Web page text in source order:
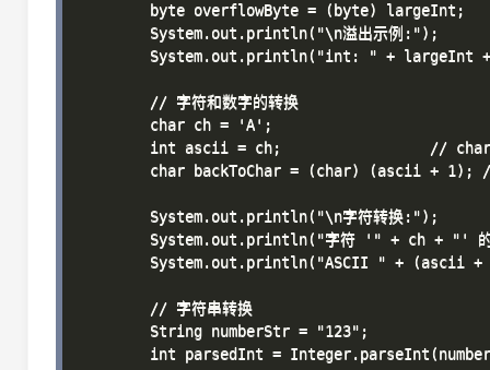
        byte overflowByte = (byte) largeInt;
        System.out.println("\n溢出示例:");
System.out.println("int: " + largeInt
        // 字符和数字的转换
        char ch = 'A';
int ascii = ch;                 //
char backToChar = (char) (ascii + 1);
        System.out.println("\n字符转换:");
System.out.println("字符 '" + ch + "'
System.out.println("ASCII " + (ascii +
        // 字符串转换
        String numberStr = "123";
int parsedInt =